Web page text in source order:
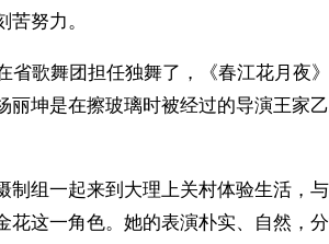
努力。
省歌舞团担任独舞了，《春江花月夜
丽坤是在擦玻璃时被经过的导演王家
制组一起来到大理上关村体验生活，
这一角色。她的表演朴实、自然，